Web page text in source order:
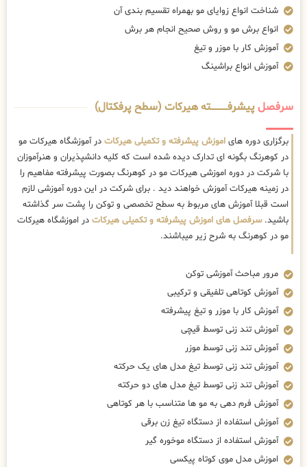
شناخت انواع زوایای مو بهمراه تقسیم بندی آن
انواع برش مو و روش صحیح انجام هر برش
آموزش کار با موزر و تیغ
آموزش انواع براشینگ
سرفصلپیشرفــــــــــــته هیرکات (سطح پرفکتال)
برگزاری دوره های اموزش پیشرفته و تکمیلی هیرکات در آموزشگاه هیرکات مو
در کوهرنگ بگونه ای تدارک دیده شده است که کلیه دانشپذیران و هنرآموزان
با شرکت در دوره اموزشی هیرکات مو در کوهرنگ بصورت پیشرفته مفاهیم را
در زمینه هیرکات آموزش خواهند دید . برای شرکت در این دوره آموزشی لازم
است قبلا آموزش های مربوط به سطح تخصصی و توکن را پشت سر گذاشته
باشید.سرفصل های اموزش پیشرفته و تکمیلی هیرکات در اموزشگاه هیرکات
مو در کوهرنگ به شرح زیر میباشند.
مرور مباحث آموزشی توکن
آموزش کوتاهی تلفیقی و ترکیبی
آموزش کار با موزر و تیغ پیشرفته
آموزش تند زنی توسط قیچی
آموزش تند زنی توسط موزر
آموزش تند زنی توسط تیغ مدل های یک حرکته
آموزش تند زنی توسط تیغ مدل های دو حرکته
آموزش فرم دهی به مو ها متناسب با هر کوتاهی
آموزش استفاده از دستگاه تیغ زن برقی
آموزش استفاده از دستگاه موخوره گیر
اموزش مدل موی کوتاه پیکسی